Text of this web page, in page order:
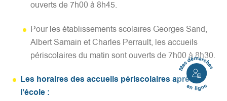
Mes
démarches
en
ouverts de 7h00 à 8h45.
Pour les établissements scolaires Georges Sand,
Albert Samain et Charles Perrault, les accueils
périscolaires du matin sont ouverts de 7h00 à 8h30.
Les horaires des accueils périscolaires après
l’école :